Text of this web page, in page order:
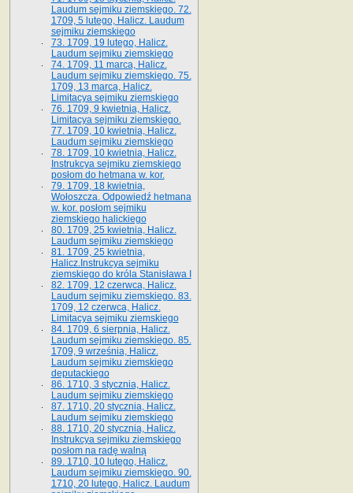
Laudum sejmiku ziemskiego. 72.
1709, 5 lutego, Halicz. Laudum
sejmiku ziemskiego
73. 1709, 19 lutego, Halicz.
Laudum sejmiku ziemskiego
74. 1709, 11 marca, Halicz.
Laudum sejmiku ziemskiego. 75.
1709, 13 marca, Halicz.
Limitacya sejmiku ziemskiego
76. 1709, 9 kwietnia, Halicz.
Limitacya sejmiku ziemskiego.
77. 1709, 10 kwietnia, Halicz.
Laudum sejmiku ziemskiego
78. 1709, 10 kwietnia, Halicz.
Instrukcya sejmiku ziemskiego
posłom do hetmana w. kor.
79. 1709, 18 kwietnia,
Wołoszcza. Odpowiedź hetmana
w. kor. posłom sejmiku
ziemskiego halickiego
80. 1709, 25 kwietnia, Halicz.
Laudum sejmiku ziemskiego
81. 1709, 25 kwietnia,
Halicz.Instrukcya sejmiku
ziemskiego do króla Stanisława I
82. 1709, 12 czerwca, Halicz.
Laudum sejmiku ziemskiego. 83.
1709, 12 czerwca, Halicz.
Limitacya sejmiku ziemskiego
84. 1709, 6 sierpnia, Halicz.
Laudum sejmiku ziemskiego. 85.
1709, 9 września, Halicz.
Laudum sejmiku ziemskiego
deputackiego
86. 1710, 3 stycznia, Halicz.
Laudum sejmiku ziemskiego
87. 1710, 20 stycznia, Halicz.
Laudum sejmiku ziemskiego
88. 1710, 20 stycznia, Halicz.
Instrukcya sejmiku ziemskiego
posłom na radę walną
89. 1710, 10 lutego, Halicz.
Laudum sejmiku ziemskiego. 90.
1710, 20 lutego, Halicz. Laudum